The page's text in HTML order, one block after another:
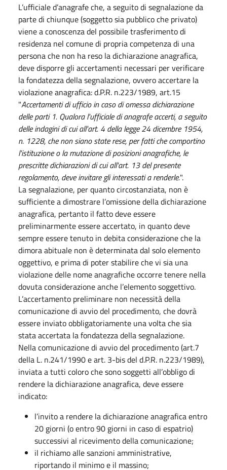
L’ufficiale d’anagrafe che, a seguito di segnalazione da
parte di chiunque (soggetto sia pubblico che privato)
viene a conoscenza del possibile trasferimento di
residenza nel comune di propria competenza di una
persona che non ha reso la dichiarazione anagrafica,
deve disporre gli accertamenti necessari per verificare
la fondatezza della segnalazione, ovvero accertare la
violazione anagrafica: d.P.R. n.223/1989, art.15
"Accertamenti di ufficio in caso di omessa dichiarazione
delle parti 1. Qualora l'ufficiale di anagrafe accerti, a seguito
delle indagini di cui all'art. 4 della legge 24 dicembre 1954,
n. 1228, che non siano state rese, per fatti che comportino
l'istituzione o la mutazione di posizioni anagrafiche, le
prescritte dichiarazioni di cui all'art. 13 del presente
regolamento, deve invitare gli interessati a renderle.".
La segnalazione, per quanto circostanziata, non è
sufficiente a dimostrare l’omissione della dichiarazione
anagrafica, pertanto il fatto deve essere
preliminarmente essere accertato, in quanto deve
sempre essere tenuto in debita considerazione che la
dimora abituale non è determinata dal solo elemento
oggettivo, e prima di poter stabilire che vi sia una
violazione delle nome anagrafiche occorre tenere nella
dovuta considerazione anche l’elemento soggettivo.
L’accertamento preliminare non necessità della
comunicazione di avvio del procedimento, che dovrà
essere inviato obbligatoriamente una volta che sia
stata accertata la fondatezza della segnalazione.
Nella comunicazione di avvio del procedimento (art.7
della L. n.241/1990 e art. 3-bis del d.P.R. n.223/1989),
inviata a tutti coloro che sono soggetti all’obbligo di
rendere la dichiarazione anagrafica, deve essere
indicato:
l’invito a rendere la dichiarazione anagrafica entro
20 giorni (o entro 90 giorni in caso di espatrio)
successivi al ricevimento della comunicazione;
il richiamo alle sanzioni amministrative,
riportando il minimo e il massino;